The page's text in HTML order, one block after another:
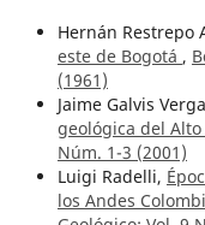
Hernán Restrepo
este de Bogotá ,
(1961)
Jaime Galvis
geológica del Alto
Núm. 1-3 (2001)
Luigi Radelli,
los Andes